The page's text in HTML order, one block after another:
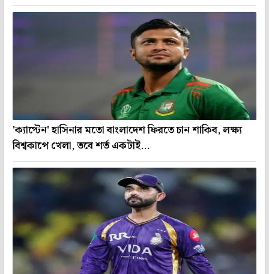
'ক্যাপ্টেন' হাসিনার মতো বাংলাদেশ ফিরতে চান শাকিব, লক্ষ্য
বিশ্বকাপে খেলা, তবে শর্ত একটাই...